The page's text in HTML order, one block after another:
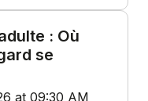
: Où
se
at 09:30 AM